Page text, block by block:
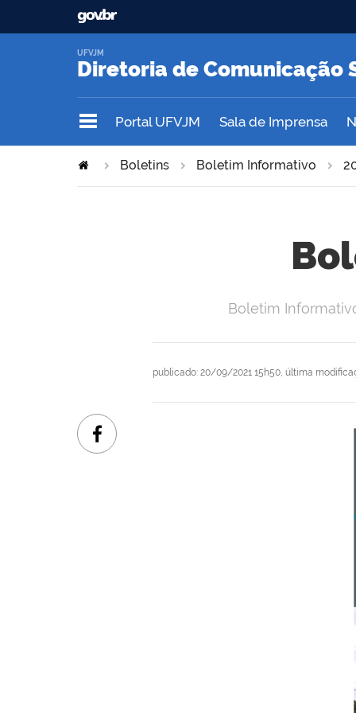
Diretoria de Comunicação
UFVJM
Portal UFVJM Sala de Imprensa
Boletins Boletim Informativo
publicado: 20/09/2021 15h50, última
Boletim